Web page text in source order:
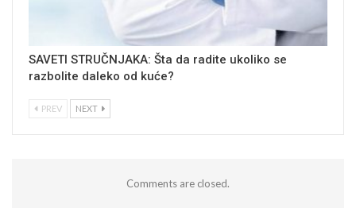
SAVETI STRUČNJAKA: Šta da radite ukoliko se
razbolite daleko od kuće?
PREV NEXT
Comments are closed.